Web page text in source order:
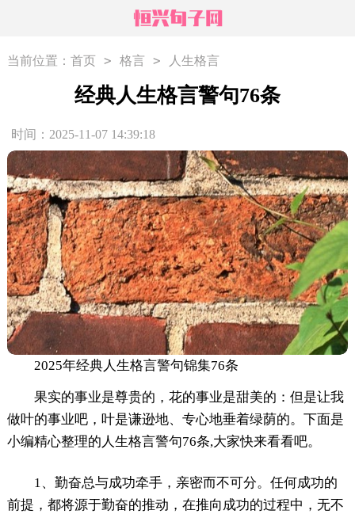
当前位置： 首页 > 格言 > 人生格言
经典人生格言警句76条
时间：2025-11-07 14:39:18
2025年经典人生格言警句锦集76条
果实的事业是尊贵的，花的事业是甜美的：但是让我
做叶的事业吧，叶是谦逊地、专心地垂着绿荫的。下面是
小编精心整理的人生格言警句76条,大家快来看看吧。
1、勤奋总与成功牵手，亲密而不可分。任何成功的
前提，都将源于勤奋的推动，在推向成功的过程中，无不